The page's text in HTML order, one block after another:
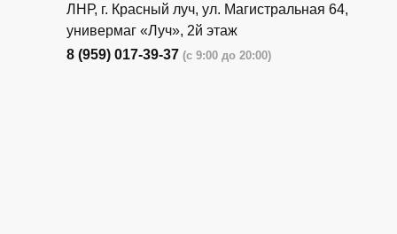
ЛНР, г. Красный луч, ул. Магистральная 64,
универмаг «Луч», 2й этаж
8 (959) 017-39-37 (с 9:00 до 20:00)